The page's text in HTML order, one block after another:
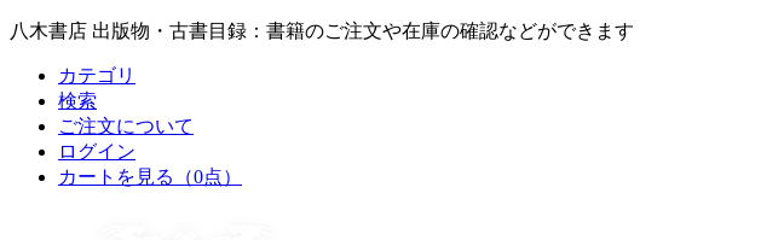
八木書店 出版物・古書目録：書籍のご注文や在庫の確認などができます
カテゴリ
検索
ご注文について
ログイン
カートを見る
（0点）